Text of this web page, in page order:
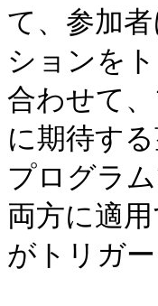
て、参加
ションを
合わせて
に期待す
プログラ
両方に適
がトリガー